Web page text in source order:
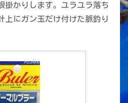
掛かりします。ユラユラ落ち
上にガン玉だけ付けた脈釣り